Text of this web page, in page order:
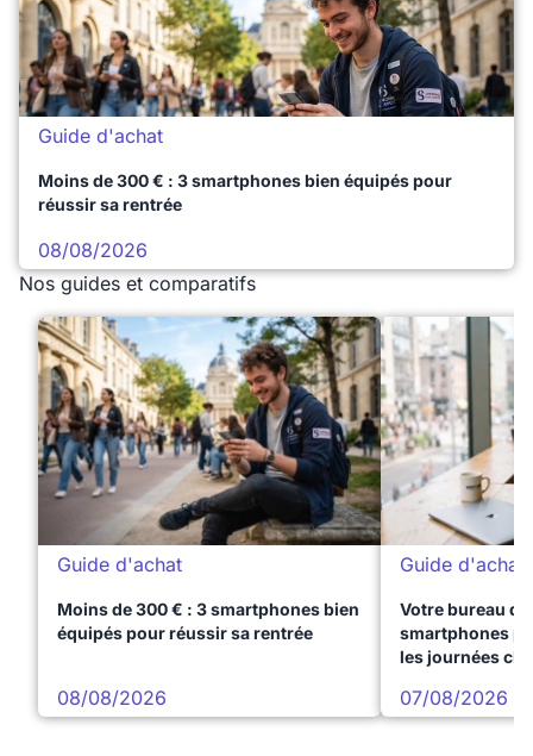
Guide d'achat
Moins de 300 € : 3 smartphones bien équipés pour
réussir sa rentrée
08/08/2026
Nos guides et comparatifs
Guide d'achat
Moins de 300 € : 3 smartphones bien
équipés pour réussir sa rentrée
08/08/2026
Guide d'achat
Votre bureau
smartphones
les journées
07/08/2026